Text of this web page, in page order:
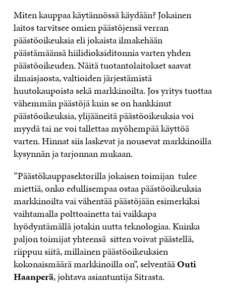
Miten kauppaa käytännössä käydään? Jokainen
laitos tarvitsee omien päästöjensä verran
päästöoikeuksia eli jokaista ilmakehään
päästämäänsä hiilidioksiditonnia varten yhden
päästöoikeuden. Näitä tuotantolaitokset saavat
ilmaisjaosta, valtioiden järjestämistä
huutokaupoista sekä markkinoilta. Jos yritys tuottaa
vähemmän päästöjä kuin se on hankkinut
päästöoikeuksia, ylijääneitä päästöoikeuksia voi
myydä tai ne voi tallettaa myöhempää käyttöä
varten. Hinnat siis laskevat ja nousevat markkinoilla
kysynnän ja tarjonnan mukaan.
”Päästökauppasektorilla jokaisen toimijan tulee
miettiä, onko edullisempaa ostaa päästöoikeuksia
markkinoilta vai vähentää päästöjään esimerkiksi
vaihtamalla polttoainetta tai vaikkapa
hyödyntämällä jotakin uutta teknologiaa. Kuinka
paljon toimijat yhteensä sitten voivat päästellä,
riippuu siitä, millainen päästöoikeuksien
kokonaismäärä markkinoilla on”, selventääOuti
Haanperä, johtava asiantuntija Sitrasta.